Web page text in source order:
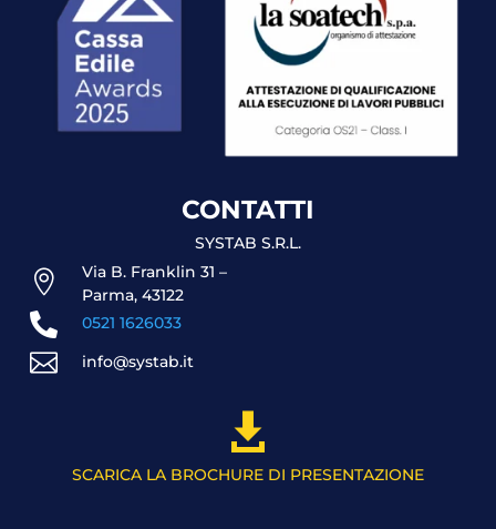
CONTATTI
SYSTAB S.R.L.

Via B. Franklin 31 –
Parma, 43122
 0521 1626033
 info@systab.it

SCARICA LA BROCHURE DI PRESENTAZIONE